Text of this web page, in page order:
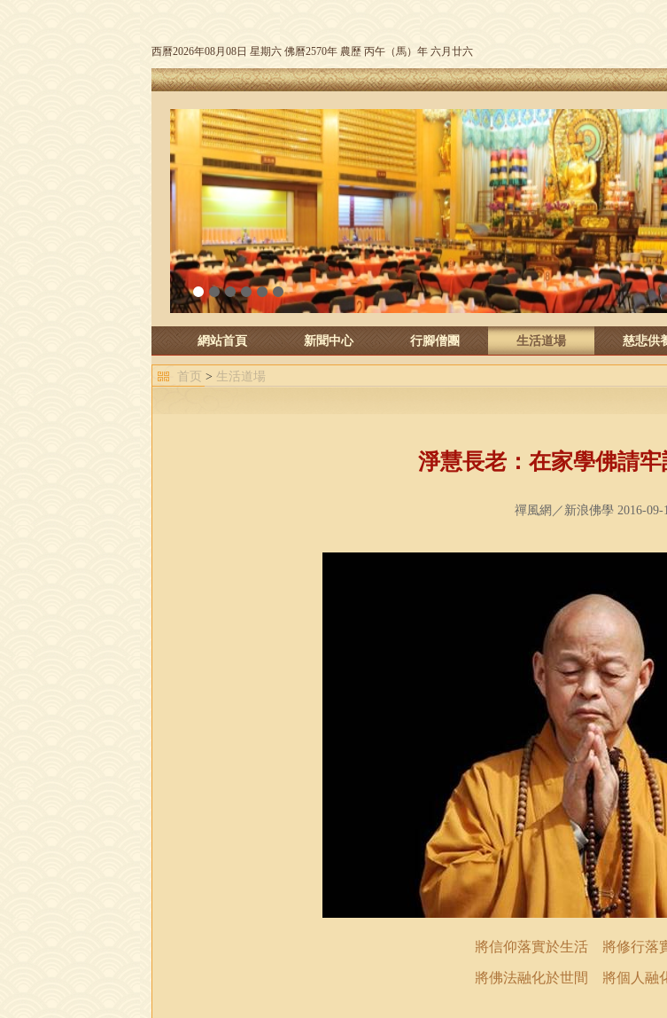
西曆2026年08月08日 星期六 佛曆2570年 農歷 丙午（馬）年 六月廿六
1 2 3 4 5 6
網站首頁 新聞中心 行腳僧團 生活道場 慈悲供
首页 > 生活道場
淨慧長老：在家學佛請
禪風網／新浪佛學 2016-09-
將信仰落實於生活 將修行落
將佛法融化於世間 將個人融